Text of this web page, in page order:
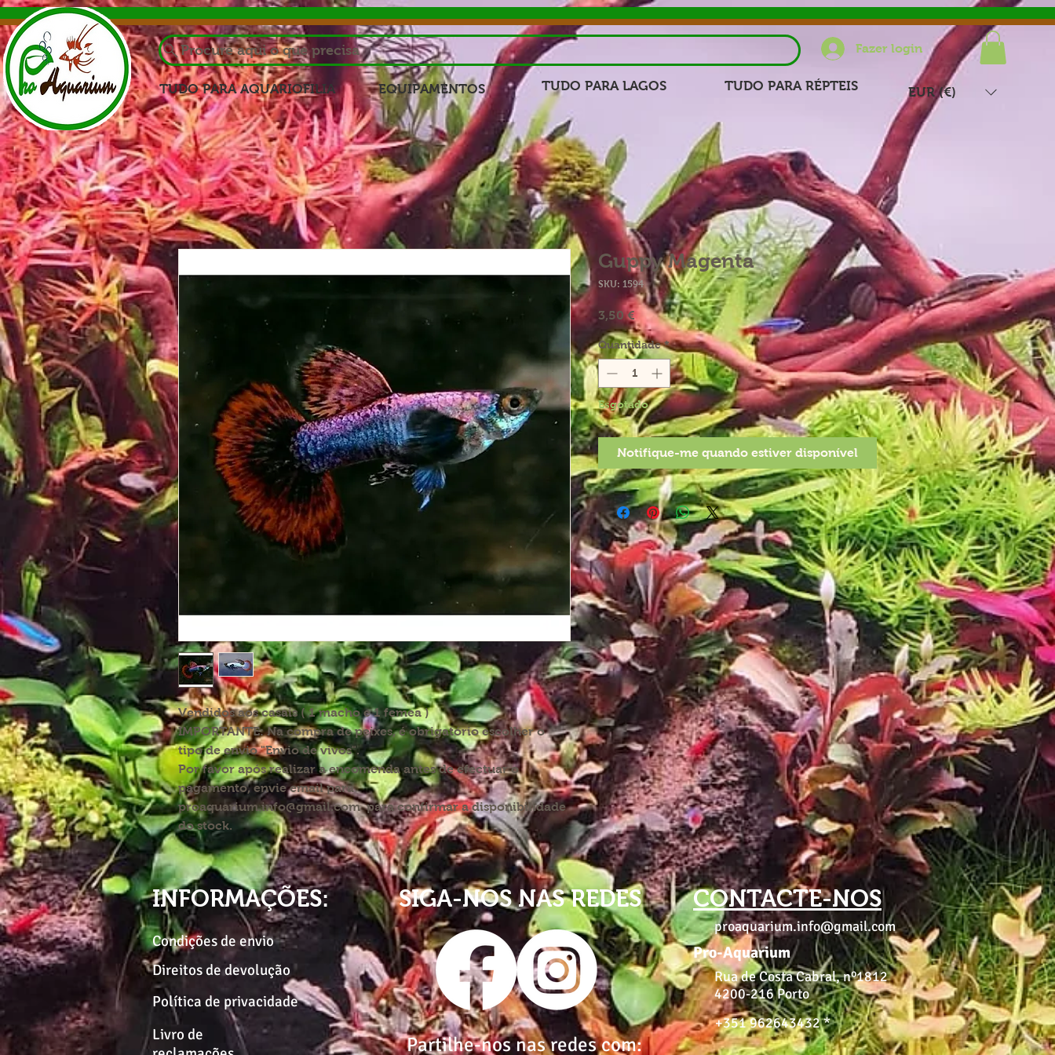
Procure aqui o que precisa Fazer login
TUDO PARA AQUARIOFILIA EQUIPAMENTOS TUDO PARA LAGOS TUDO PARA RÉPTEIS EUR (€)
Vendidos aos casais ( 1 macho e 1 femea )
IMPORTANTE:Na compra de peixes, é obrigatório escolher o
tipo de envio "Envio de vivos".
Por favor após realizar a encomenda antes de efectuar o
pagamento, envie email para
proaquarium.info@gmail.com para confirmar a disponibilidade
do stock.
Guppy Magenta
SKU: 1594
3,50 € Preço
Quantidade *
Esgotado
Notifique-me quando estiver disponível
INFORMAÇÕES:
Condições de envio
Direitos de devolução
Política de privacidade
Livro de
SIGA-NOS NAS REDES CONTACTE-NOS
proaquarium.info@gmail.com
Pro-Aquarium
Rua de Costa Cabral, nº1812
4200-216 Porto
+351 962643432 *
Partilhe-nos nas redes com: